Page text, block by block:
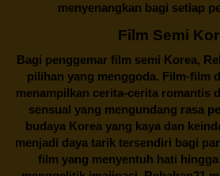
menyenangkan bagi setiap
Film Semi
Bagi penggemar film semi Korea,
pilihan yang menggoda. Film-film
menampilkan cerita-cerita romantis
sensual yang mengundang rasa
budaya Korea yang kaya dan
menjadi daya tarik tersendiri bagi
film yang menyentuh hati